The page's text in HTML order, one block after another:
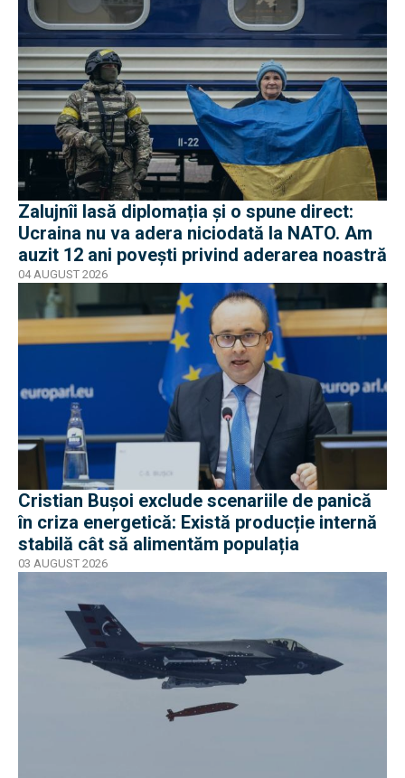
Zalujnîi lasă diplomația și o spune direct:
Ucraina nu va adera niciodată la NATO. Am
auzit 12 ani povești privind aderarea noastră
04 AUGUST 2026
Cristian Bușoi exclude scenariile de panică
în criza energetică: Există producție internă
stabilă cât să alimentăm populația
03 AUGUST 2026